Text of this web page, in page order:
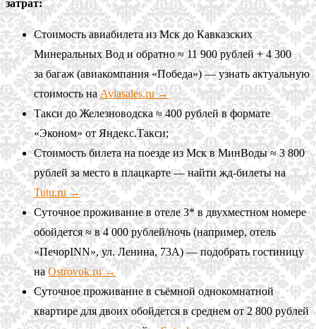
затрат:
Стоимость авиабилета из Мск до Кавказских
Минеральных Вод и обратно ≈ 11 900 рублей + 4 300
за багаж (авиакомпания «Победа») — узнать актуальную
стоимость наAviasales.ru →
Такси до Железноводска ≈ 400 рублей в формате
«Эконом» от Яндекс.Такси;
Стоимость билета на поезде из Мск в МинВоды ≈ 3 800
рублей за место в плацкарте — найти жд-билеты на
Tutu.ru →
Суточное проживание в отеле 3* в двухместном номере
обойдется ≈ в 4 000 рублей/ночь (например, отель
«ПечорINN», ул. Ленина, 73А) — подобрать гостиницу
наOstrovok.ru →
Суточное проживание в съёмной однокомнатной
квартире для двоих обойдется в среднем от 2 800 рублей